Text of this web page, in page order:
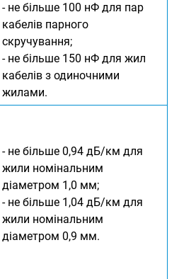
- не більше 100 нФ для пар
кабелів парного
скручування;
- не більше 150 нФ для жил
кабелів з одиночними
жилами.
- не більше 0,94 дБ/км для
жили номінальним
діаметром 1,0 мм;
- не більше 1,04 дБ/км для
жили номінальним
діаметром 0,9 мм.